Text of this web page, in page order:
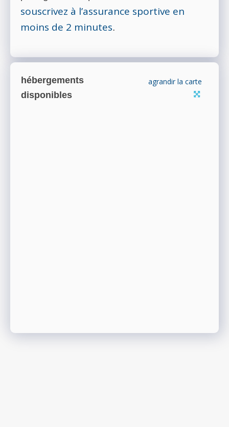
souscrivez à l’assurance sportive en
moins de 2 minutes.
hébergements
disponibles
agrandir la carte